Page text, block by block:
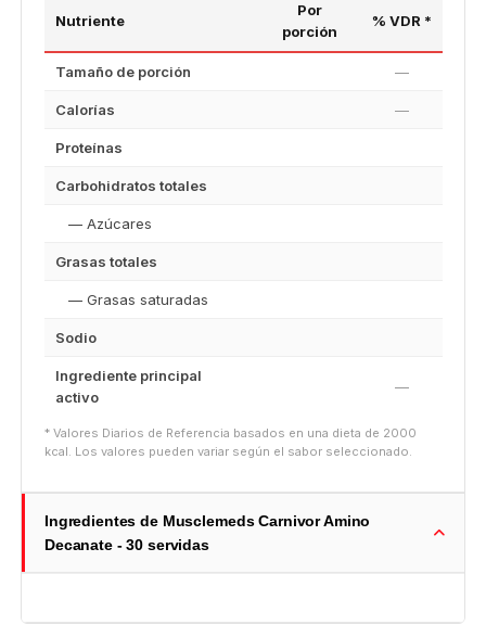
Nutriente
Por
porción
% VDR *
Tamaño de porción —
Calorías —
Proteínas
Carbohidratos totales
— Azúcares
Grasas totales
— Grasas saturadas
Sodio
Ingrediente principal
activo
—
* Valores Diarios de Referencia basados en una dieta de 2000
kcal. Los valores pueden variar según el sabor seleccionado.
Ingredientes de Musclemeds Carnivor Amino
Decanate - 30 servidas